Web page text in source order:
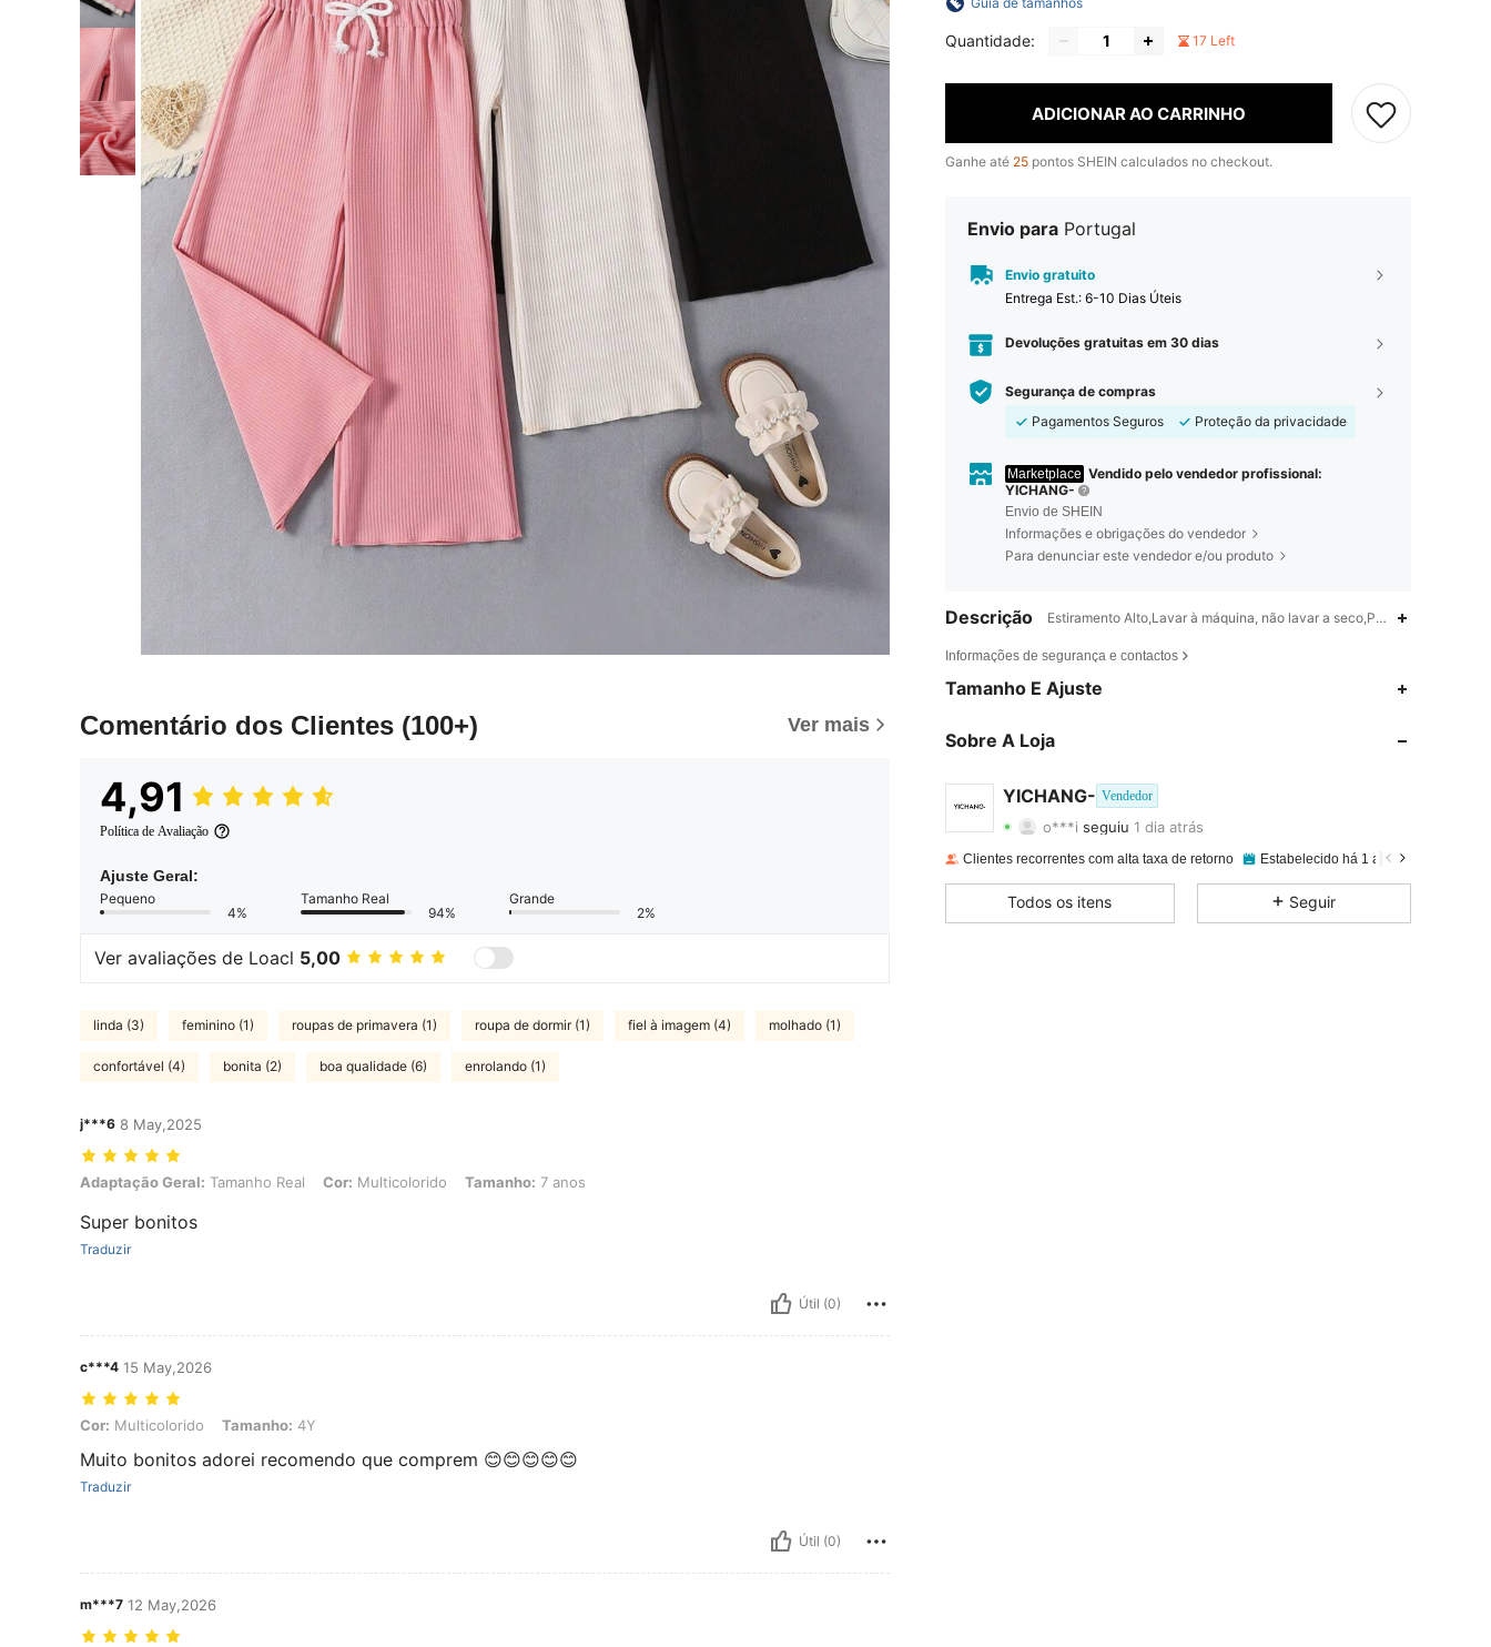
Comentário dos Clientes (100+) Ver mais
4,91
Política de Avaliação
Ajuste Geral:
Pequeno
4%
Tamanho Real
94%
Grande
2%
Ver avaliações de Loacl 5,00
linda (3) feminino (1) roupas de primavera (1) roupa de dormir (1) fiel à imagem (4) molhado (1)
confortável (4) bonita (2) boa qualidade (6) enrolando (1)
j***6 8 May,2025
Adaptação Geral: Tamanho Real, Cor: Multicolorido, Tamanho: 7 anos
Adaptação Geral: Tamanho Real Cor: Multicolorido Tamanho: 7 anos
Super bonitos
Traduzir
Útil (0)
c***4 15 May,2026
Cor: Multicolorido, Tamanho: 4Y
Cor: Multicolorido Tamanho: 4Y
Muito bonitos adorei recomendo que comprem 😊😊😊😊😊
Traduzir
Útil (0)
m***7 12 May,2026
Quantidade: 17 Left
ADICIONAR AO CARRINHO
Ganhe até 25 pontos SHEIN calculados no checkout.
Envio para Portugal
Envio gratuito
Entrega Est.: 6-10 Dias Úteis
Devoluções gratuitas em 30 dias
Segurança de compras
Pagamentos Seguros
Proteção da privacidade
Marketplace Vendido pelo vendedor profissional:
YICHANG-
Envio de SHEIN
Informações e obrigações do vendedor
Para denunciar este vendedor e/ou produto
Descrição Estiramento Alto,Lavar à máquina, não lavar a seco,Poliéster
Informações de segurança e contactos
Tamanho E Ajuste
Sobre A Loja
YICHANG- Vendedor
4,83
seguiu1 dia atrás
4,83 Avaliação 16 Itens 372
4,83 16 372
Clientes recorrentes com alta taxa de retorno Estabelecido há 1 ano
Todos os itens Seguir